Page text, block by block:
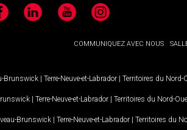
LinkedIn YouTubeInstagram
COMMUNIQUEZ AVEC NOUS
Brunswick | Terre-Neuve-et-Labrador | Territoires du Nord-
| Terre-Neuve-et-Labrador | Territoires du Nord-
Brunswick | Terre-Neuve-et-Labrador | Territoires du